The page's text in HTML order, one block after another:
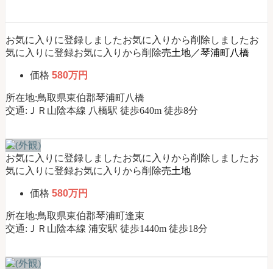
お気に入りに登録しましたお気に入りから削除しましたお
気に入りに登録お気に入りから削除売土地／琴浦町八橋
価格 580万円
所在地:鳥取県東伯郡琴浦町八橋
交通:ＪＲ山陰本線 八橋駅 徒歩640m 徒歩8分
お気に入りに登録しましたお気に入りから削除しましたお
気に入りに登録お気に入りから削除売土地
価格 580万円
所在地:鳥取県東伯郡琴浦町逢束
交通:ＪＲ山陰本線 浦安駅 徒歩1440m 徒歩18分